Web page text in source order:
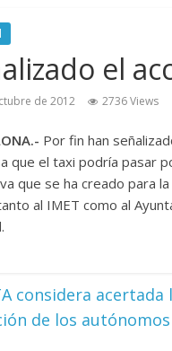
el
de 2012 2736 Views
Por fin han
que el taxi podría pasar
que se ha creado para
al IMET como al
considera
de los autónomos